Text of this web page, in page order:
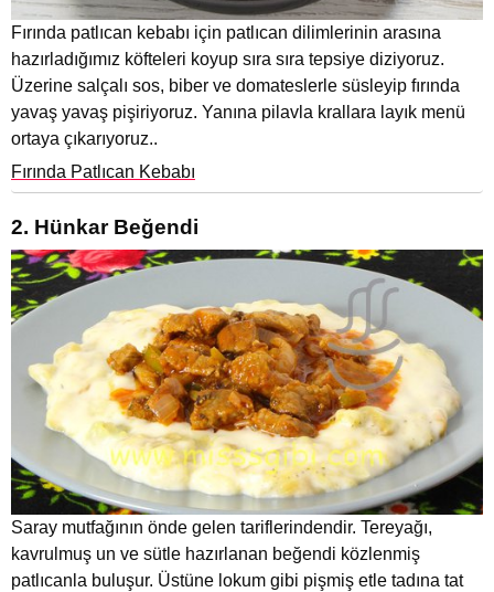
Fırında patlıcan kebabı için patlıcan dilimlerinin arasına
hazırladığımız köfteleri koyup sıra sıra tepsiye diziyoruz.
Üzerine salçalı sos, biber ve domateslerle süsleyip fırında
yavaş yavaş pişiriyoruz. Yanına pilavla krallara layık menü
ortaya çıkarıyoruz..
Fırında Patlıcan Kebabı
2. Hünkar Beğendi
Saray mutfağının önde gelen tariflerindendir. Tereyağı,
kavrulmuş un ve sütle hazırlanan beğendi közlenmiş
patlıcanla buluşur. Üstüne lokum gibi pişmiş etle tadına tat